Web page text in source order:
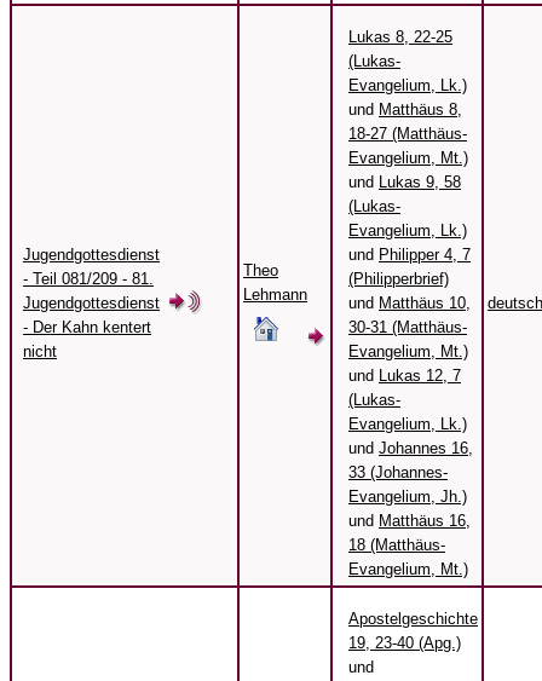
Jugendgottesdienst
- Teil 081/209 - 81.
Jugendgottesdienst
- Der Kahn kentert
nicht
Theo
Lehmann
Lukas 8, 22-25
(Lukas-
Evangelium, Lk.)
und Matthäus 8,
18-27 (Matthäus-
Evangelium, Mt.)
und Lukas 9, 58
(Lukas-
Evangelium, Lk.)
und Philipper 4, 7
(Philipperbrief)
und Matthäus 10,
30-31 (Matthäus-
Evangelium, Mt.)
und Lukas 12, 7
(Lukas-
Evangelium, Lk.)
und Johannes 16,
33 (Johannes-
Evangelium, Jh.)
und Matthäus 16,
18 (Matthäus-
Evangelium, Mt.)
deutsch
Apostelgeschichte
19, 23-40 (Apg.)
und